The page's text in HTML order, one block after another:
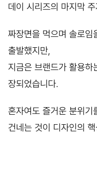
데이 시리즈의 마지막
짜장면을 먹으며 솔로임
출발했지만,
지금은 브랜드가 활용
장되었습니다.
혼자여도 즐거운 분위기
건네는 것이 디자인의